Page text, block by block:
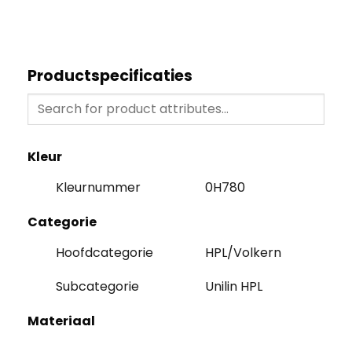
Productspecificaties
Kleur
Kleurnummer
0H780
Categorie
Hoofdcategorie
HPL/Volkern
Subcategorie
Unilin HPL
Materiaal